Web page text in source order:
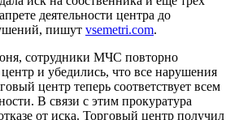
деятельности центра до
пишут vsemetri.com.
сотрудники МЧС повторно
и убедились, что все нарушения
центр теперь соответствует всем
В связи с этим прокуратура
от иска. Торговый центр получил